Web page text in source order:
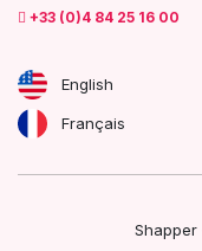
+33 (0)4 84 25 16 00
English
Français